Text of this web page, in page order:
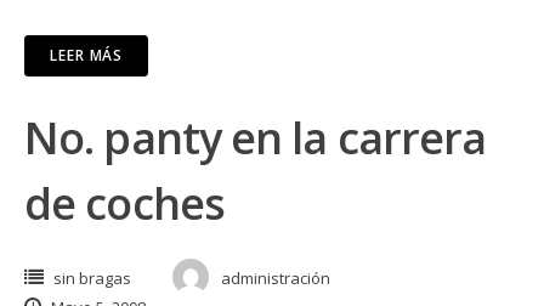
LEER MÁS
No. panty en la carrera
de coches
sin bragas
administración